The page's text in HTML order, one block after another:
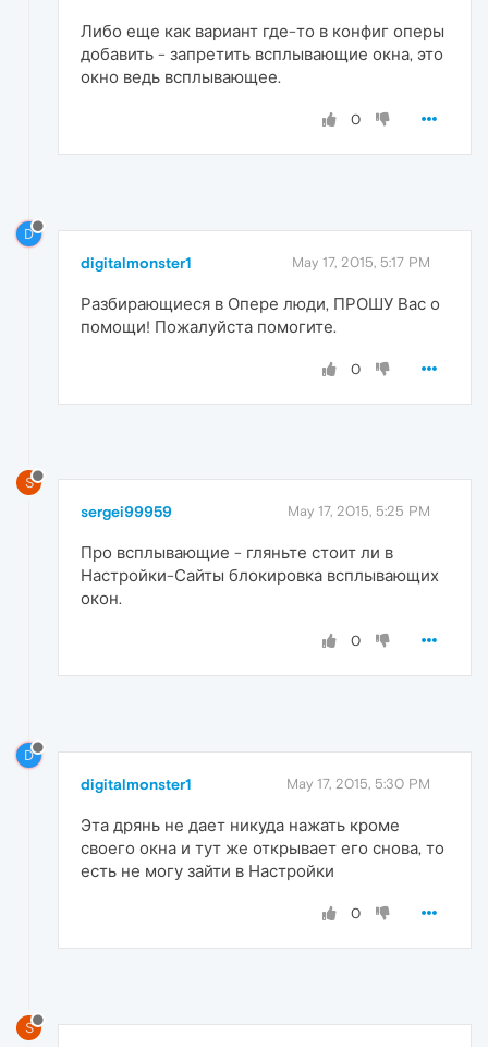
Либо еще как вариант где-то в конфиг оперы
добавить - запретить всплывающие окна, это
окно ведь всплывающее.
0
D
digitalmonster1 May 17, 2015, 5:17 PM
Разбирающиеся в Опере люди, ПРОШУ Вас о
помощи! Пожалуйста помогите.
0
S
sergei99959 May 17, 2015, 5:25 PM
Про всплывающие - гляньте стоит ли в
Настройки-Сайты блокировка всплывающих
окон.
0
D
digitalmonster1 May 17, 2015, 5:30 PM
Эта дрянь не дает никуда нажать кроме
своего окна и тут же открывает его снова, то
есть не могу зайти в Настройки
0
S